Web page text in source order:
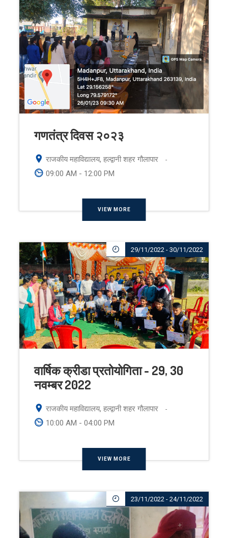
गणतंत्र दिवस २०२३
राजकीय महाविद्यालय, हल्द्वानी शहर गौलापार -
09:00 AM - 12:00 PM
VIEW MORE
29/11/2022 - 30/11/2022
वार्षिक क्रीडा प्रतोयोगिता - 29, 30
नवम्बर 2022
राजकीय महाविद्यालय, हल्द्वानी शहर गौलापार -
10:00 AM - 04:00 PM
VIEW MORE
23/11/2022 - 24/11/2022